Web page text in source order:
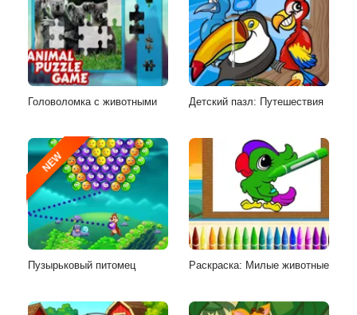
Головоломка с животными Детский пазл: Путешествия
NEW
Пузырьковый питомец Раскраска: Милые животные